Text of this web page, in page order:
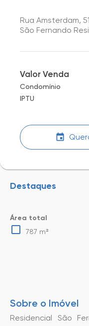
Rua Amsterdam,
São Fernando
Valor Venda
Condomínio
IPTU
Destaques
Área total
787 m²
Sobre o Imóvel
Residencial São